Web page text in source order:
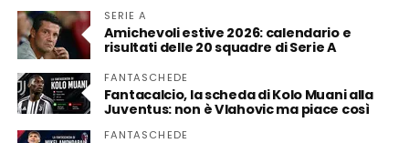
SERIE A
Amichevoli estive 2026: calendario e
risultati delle 20 squadre di Serie A
FANTASCHEDE
Fantacalcio, la scheda di Kolo Muani alla
Juventus: non è Vlahovic ma piace così
FANTASCHEDE